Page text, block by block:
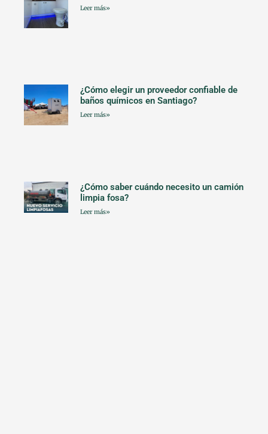
Leer más»
¿Cómo elegir un proveedor confiable de
baños químicos en Santiago?
Leer más»
¿Cómo saber cuándo necesito un camión
limpia fosa?
Leer más»